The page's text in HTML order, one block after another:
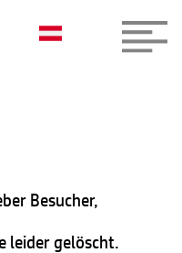
Besucher,
leider gelöscht.